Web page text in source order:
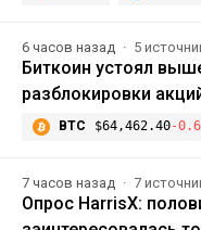
6 часов назад 5
Биткоин устоял
разблокировки
BTC $64,462.40-
7 часов назад 7
Опрос HarrisX: